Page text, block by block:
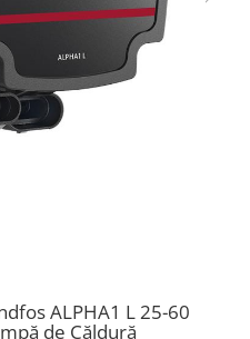
ALPHA1 L 25-60
de Căldură